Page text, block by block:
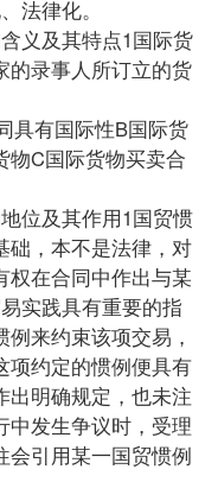
法律化。
义及其特点1国际货
的录事人所订立的货
有国际性B国际货
物C国际货物买卖合
位及其作用1国贸惯
础，本不是法律，对
权在合同中作出与某
实践具有重要的指
来约束该项交易，
项约定的惯例便具有
出明确规定，也未注
中发生争议时，受理
会引用某一国贸惯例